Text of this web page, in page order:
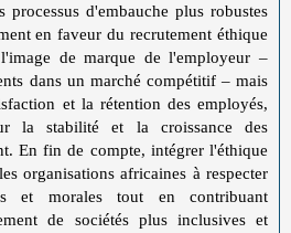
processus d'embauche plus robustes
en faveur du recrutement éthique
de marque de l'employeur –
dans un marché compétitif – mais
et la rétention des employés,
la stabilité et la croissance des
En fin de compte, intégrer l'éthique
organisations africaines à respecter
et morales tout en contribuant
de sociétés plus inclusives et